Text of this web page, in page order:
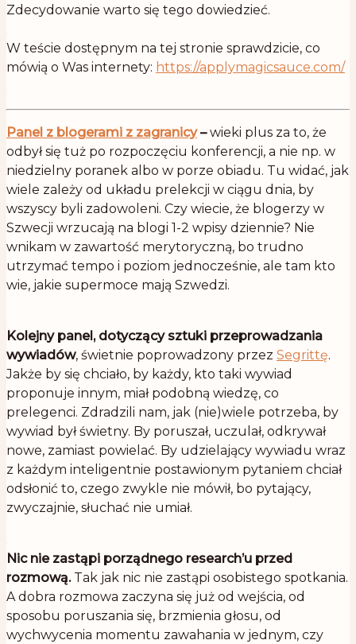
Zdecydowanie warto się tego dowiedzieć.
.
W teście dostępnym na tej stronie sprawdzicie, co
mówią o Was internety: https://applymagicsauce.com/
.
Panel z blogerami z zagranicy–wieki plus za to, że
odbył się tuż po rozpoczęciu konferencji, a nie np. w
niedzielny poranek albo w porze obiadu. Tu widać, jak
wiele zależy od układu prelekcji w ciągu dnia, by
wszyscy byli zadowoleni. Czy wiecie, że blogerzy w
Szwecji wrzucają na blogi 1-2 wpisy dziennie? Nie
wnikam w zawartość merytoryczną, bo trudno
utrzymać tempo i poziom jednocześnie, ale tam kto
wie, jakie supermoce mają Szwedzi.
.
Kolejny panel, dotyczący sztuki przeprowadzania
wywiadów, świetnie poprowadzony przez Segrittę.
Jakże by się chciało, by każdy, kto taki wywiad
proponuje innym, miał podobną wiedzę, co
prelegenci. Zdradzili nam, jak (nie)wiele potrzeba, by
wywiad był świetny. By poruszał, uczulał, odkrywał
nowe, zamiast powielać. By udzielający wywiadu wraz
z każdym inteligentnie postawionym pytaniem chciał
odsłonić to, czego zwykle nie mówił, bo pytający,
zwyczajnie, słuchać nie umiał.
.
Nic nie zastąpi porządnego research’u przed
rozmową.Tak jak nic nie zastąpi osobistego spotkania.
A dobra rozmowa zaczyna się już od wejścia, od
sposobu poruszania się, brzmienia głosu, od
wychwycenia momentu zawahania w jednym, czy